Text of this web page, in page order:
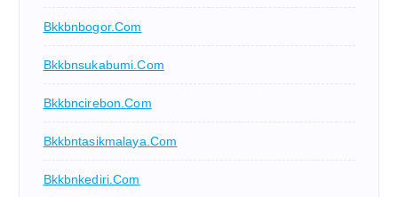
Bkkbnbogor.com
Bkkbnsukabumi.com
Bkkbncirebon.com
Bkkbntasikmalaya.com
Bkkbnkediri.com